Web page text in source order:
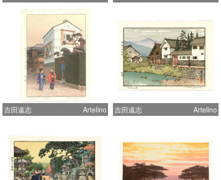
吉田遠志 Artelino 吉田遠志 Artelino